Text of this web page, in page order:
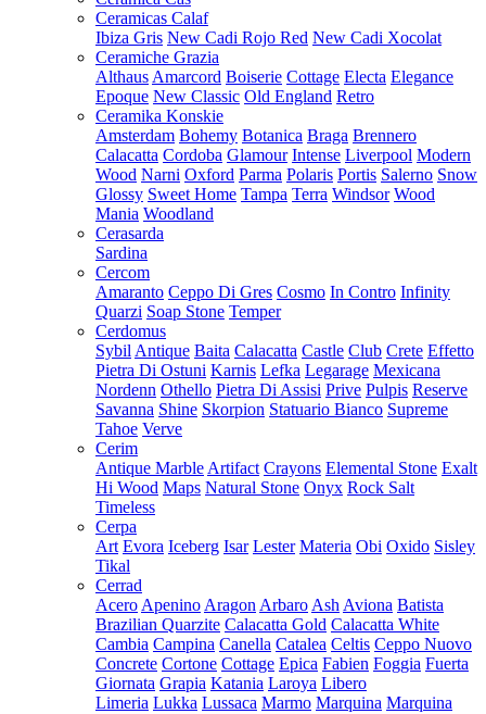
Ceramicas Calaf
Ibiza Gris New Cadi Rojo Red New Cadi Xocolat
Ceramiche Grazia
Althaus Amarcord Boiserie Cottage Electa Elegance
Epoque New Classic Old England Retro
Ceramika Konskie
Amsterdam Bohemy Botanica Braga Brennero
Calacatta Cordoba Glamour Intense Liverpool Modern
Wood Narni Oxford Parma Polaris Portis Salerno Snow
Glossy Sweet Home Tampa Terra Windsor Wood
Mania Woodland
Cerasarda
Sardina
Cercom
Amaranto Ceppo Di Gres Cosmo In Contro Infinity
Quarzi Soap Stone Temper
Cerdomus
Sybil Antique Baita Calacatta Castle Club Crete Effetto
Pietra Di Ostuni Karnis Lefka Legarage Mexicana
Nordenn Othello Pietra Di Assisi Prive Pulpis Reserve
Savanna Shine Skorpion Statuario Bianco Supreme
Tahoe Verve
Cerim
Antique Marble Artifact Crayons Elemental Stone Exalt
Hi Wood Maps Natural Stone Onyx Rock Salt
Timeless
Cerpa
Art Evora Iceberg Isar Lester Materia Obi Oxido Sisley
Tikal
Cerrad
Acero Apenino Aragon Arbaro Ash Aviona Batista
Brazilian Quarzite Calacatta Gold Calacatta White
Cambia Campina Canella Catalea Celtis Ceppo Nuovo
Concrete Cortone Cottage Epica Fabien Foggia Fuerta
Giornata Grapia Katania Laroya Libero
Limeria Lukka Lussaca Marmo Marquina Marquina